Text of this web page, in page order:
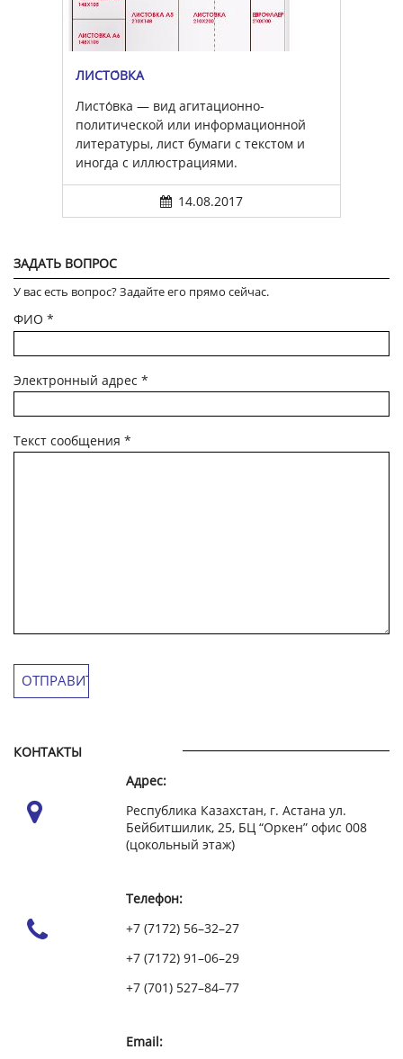
ЛИСТО́ВКА
Листо́вка — вид агитационно-
политической или информационной
литературы, лист бумаги с текстом и
иногда с иллюстрациями.
14.08.2017
ЗАДАТЬ ВОПРОС
У вас есть вопрос? Задайте его прямо сейчас.
ФИО *
Электронный адрес *
Текст сообщения *
КОНТАКТЫ
Адрес:
Республика Казахстан, г. Астана ул.
Бейбитшилик, 25, БЦ “Оркен” офис 008
(цокольный этаж)
Телефон:
+7 (7172) 56–32–27
+7 (7172) 91–06–29
+7 (701) 527–84–77
Email: